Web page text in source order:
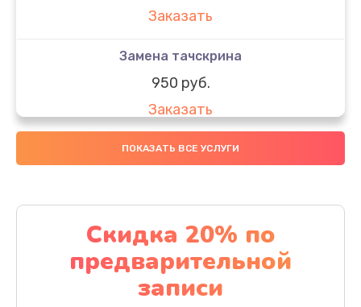
Заказать
Замена тачскрина
950 руб.
Заказать
Замена динамиков
Заказать
Замена стекла
990 руб.
Заказать
ПОКАЗАТЬ ВСЕ УСЛУГИ
Скидка 20% по
предварительной
записи